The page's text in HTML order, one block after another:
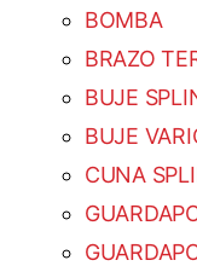
BOMBA
BRAZO
BUJE
BUJE
CUNA